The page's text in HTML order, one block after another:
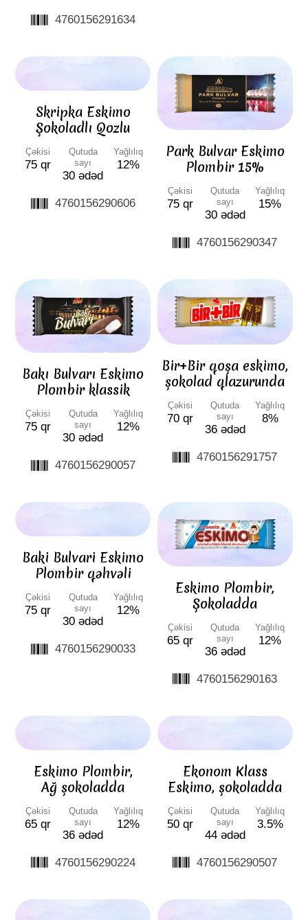
4760156291634
Skripka Eskimo
Şokoladlı Qozlu
Çəkisi
75 qr
Qutuda
sayı
30 ədəd
Yağlılıq
12%
4760156290606
Park Bulvar Eskimo
Plombir 15%
Çəkisi
75 qr
Qutuda
sayı
30 ədəd
Yağlılıq
15%
4760156290347
Bakı Bulvarı Eskimo
Plombir klassik
Çəkisi
75 qr
Qutuda
sayı
30 ədəd
Yağlılıq
12%
4760156290057
Bir+Bir qoşa eskimo,
şokolad qlazurunda
Çəkisi
70 qr
Qutuda
sayı
36 ədəd
Yağlılıq
8%
4760156291757
Baki Bulvari Eskimo
Plombir qəhvəli
Çəkisi
75 qr
Qutuda
sayı
30 ədəd
Yağlılıq
12%
4760156290033
Eskimo Plombir,
Şokoladda
Çəkisi
65 qr
Qutuda
sayı
36 ədəd
Yağlılıq
12%
4760156290163
Eskimo Plombir,
Ağ şokoladda
Çəkisi
65 qr
Qutuda
sayı
36 ədəd
Yağlılıq
12%
4760156290224
Ekonom Klass
Eskimo, şokoladda
Çəkisi
50 qr
Qutuda
sayı
44 ədəd
Yağlılıq
3.5%
4760156290507